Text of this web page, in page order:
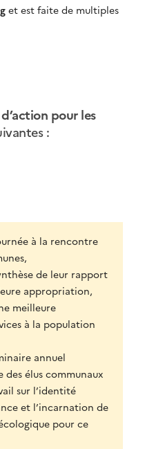
et est faite de multiples
pour les
:
à la rencontre
de leur rapport
appropriation,
meilleure
à la population
annuel
des élus communaux
sur l’identité
et l’incarnation de
pour ce